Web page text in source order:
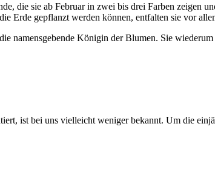
die sie ab Februar in zwei bis drei Farben zeigen
Erde gepflanzt werden können, entfalten sie vor
namensgebende Königin der Blumen. Sie
ist bei uns vielleicht weniger bekannt. Um die